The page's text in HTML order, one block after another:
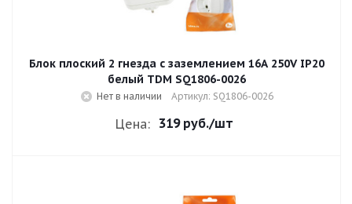
Блок плоский 2 гнезда с заземлением 16A 250V IP20
белый TDM SQ1806-0026
Нет в наличии Артикул: SQ1806-0026
Цена: 319 руб./шт